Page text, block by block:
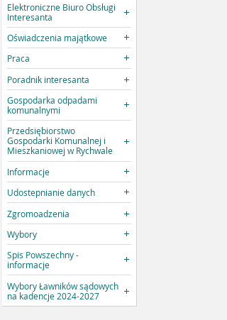
Elektroniczne Biuro Obsługi
Interesanta
Oświadczenia majątkowe
Praca
Poradnik interesanta
Gospodarka odpadami
komunalnymi
Przedsiębiorstwo
Gospodarki Komunalnej i
Mieszkaniowej w Rychwale
Informacje
Udostepnianie danych
Zgromoadzenia
Wybory
Spis Powszechny -
informacje
Wybory Ławników sądowych
na kadencje 2024-2027